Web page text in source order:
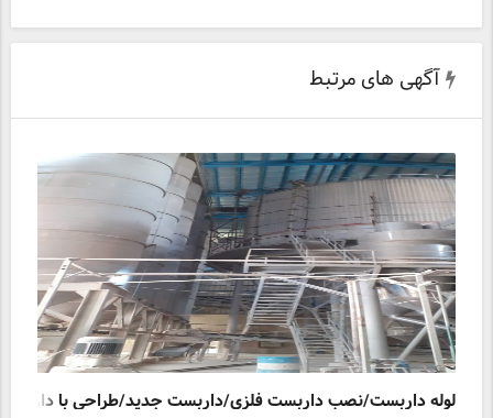
آگهی های مرتبط
لوله داربست/نصب داربست فلزی/داربست جدید/طراحی با